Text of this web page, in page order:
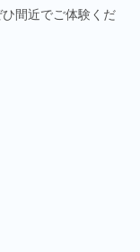
間近でご体験くだ